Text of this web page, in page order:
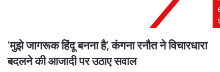
इंतज़ार,
जाने
तारीख
‘मुझे जागरूक हिंदू बनना है’, कंगना रनौत ने विचारधारा
बदलने की आजादी पर उठाए सवाल